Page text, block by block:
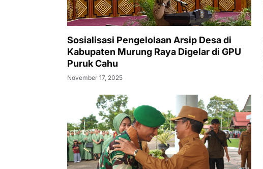
Sosialisasi Pengelolaan Arsip Desa di
Kabupaten Murung Raya Digelar di GPU
Puruk Cahu
November 17, 2025